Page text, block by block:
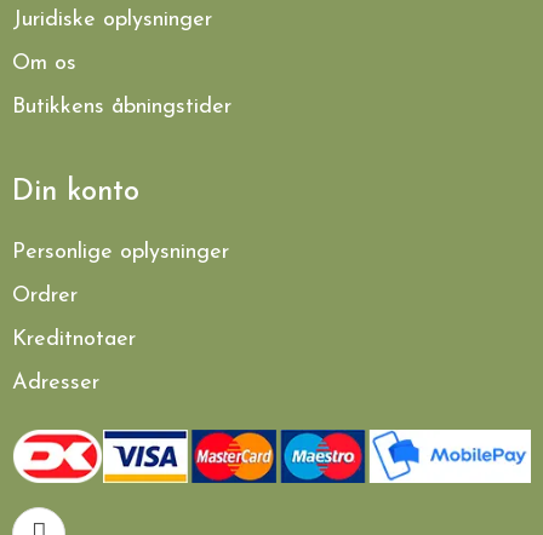
Juridiske oplysninger
Om os
Butikkens åbningstider
Din konto
Personlige oplysninger
Ordrer
Kreditnotaer
Adresser